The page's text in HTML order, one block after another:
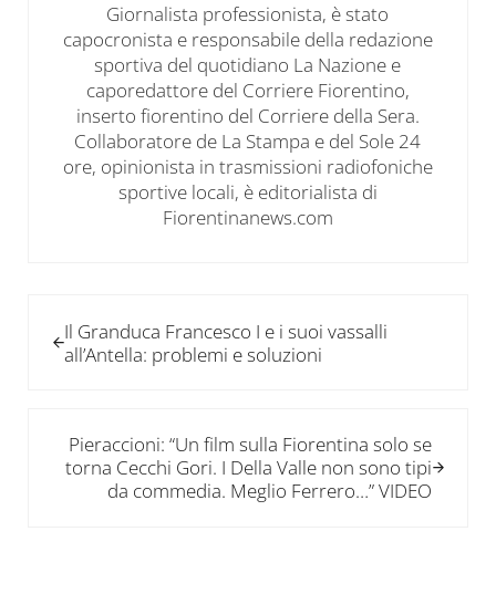
Giornalista professionista, è stato
capocronista e responsabile della redazione
sportiva del quotidiano La Nazione e
caporedattore del Corriere Fiorentino,
inserto fiorentino del Corriere della Sera.
Collaboratore de La Stampa e del Sole 24
ore, opinionista in trasmissioni radiofoniche
sportive locali, è editorialista di
Fiorentinanews.com
Il Granduca Francesco I e i suoi vassalli
all’Antella: problemi e soluzioni
Pieraccioni: “Un film sulla Fiorentina solo se
torna Cecchi Gori. I Della Valle non sono tipi
da commedia. Meglio Ferrero…” VIDEO